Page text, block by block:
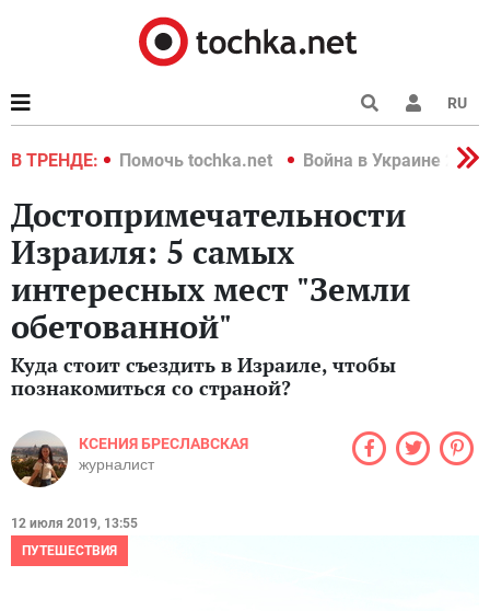
RU
В ТРЕНДЕ:
2022 Помочь tochka.net Война в Украине 2022
Достопримечательности
Израиля: 5 самых
интересных мест "Земли
обетованной"
Куда стоит съездить в Израиле, чтобы
познакомиться со страной?
КСЕНИЯ БРЕСЛАВСКАЯ
журналист
12 июля 2019, 13:55
ПУТЕШЕСТВИЯ